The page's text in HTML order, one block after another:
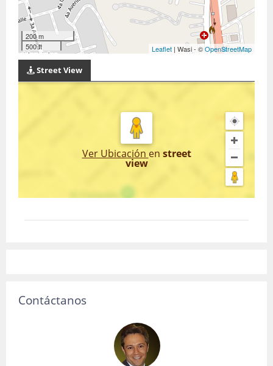
200 m
500 ft
Leaflet | Wasi - ©OpenStreetMap
Street View
Ver Ubicación en street
view
Contáctanos